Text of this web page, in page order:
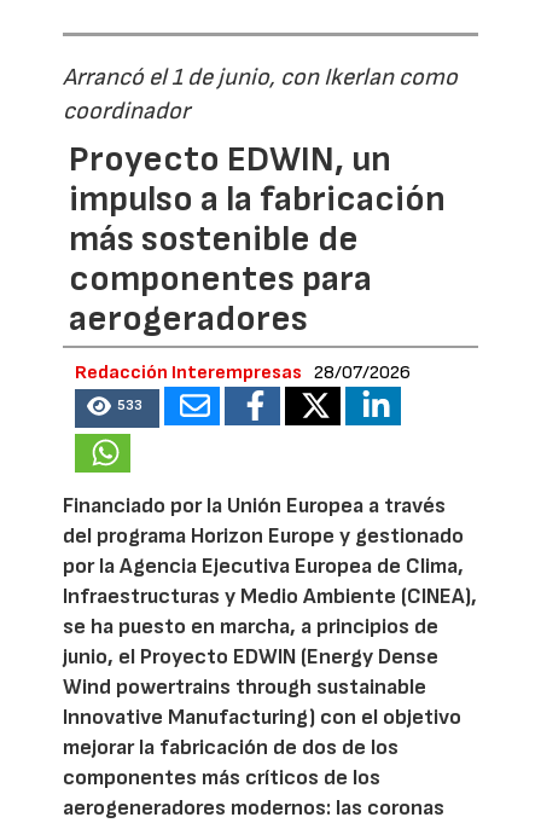
Arrancó el 1 de junio, con Ikerlan como
coordinador
Proyecto EDWIN, un
impulso a la fabricación
más sostenible de
componentes para
aerogeradores
Redacción Interempresas 28/07/2026
533
Financiado por la Unión Europea a través
del programa Horizon Europe y gestionado
por la Agencia Ejecutiva Europea de Clima,
Infraestructuras y Medio Ambiente (CINEA),
se ha puesto en marcha, a principios de
junio, el Proyecto EDWIN (Energy Dense
Wind powertrains through sustainable
Innovative Manufacturing) con el objetivo
mejorar la fabricación de dos de los
componentes más críticos de los
aerogeneradores modernos: las coronas